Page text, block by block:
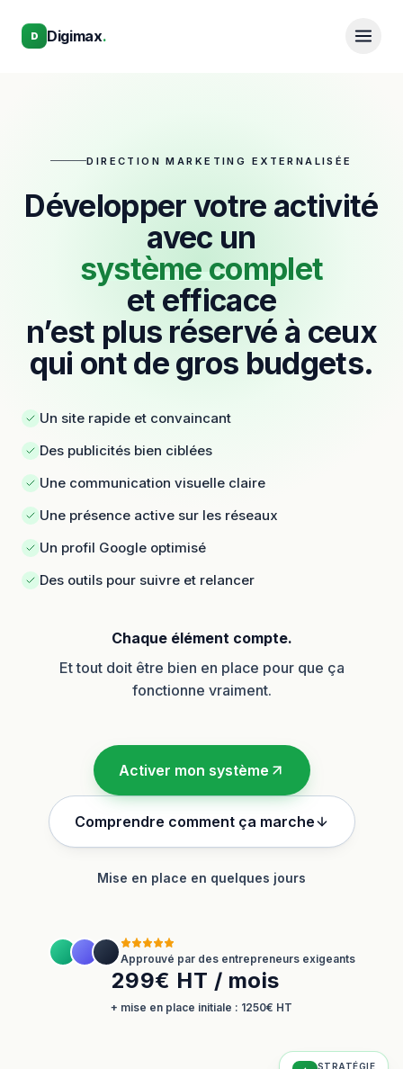
D Digimax.
DIRECTION MARKETING EXTERNALISÉE
Développer votre activité
avec un
système complet
et efficace
n’est plus réservé à ceux
qui ont de gros budgets.
Un site rapide et convaincant
Des publicités bien ciblées
Une communication visuelle claire
Une présence active sur les réseaux
Un profil Google optimisé
Des outils pour suivre et relancer
Chaque élément compte.
Et tout doit être bien en place pour que ça
fonctionne vraiment.
Activer mon système
Comprendre comment ça marche
Mise en place en quelques jours
Approuvé par des entrepreneurs exigeants
299€ HT / mois
+ mise en place initiale : 1250€ HT
STRATÉGIE